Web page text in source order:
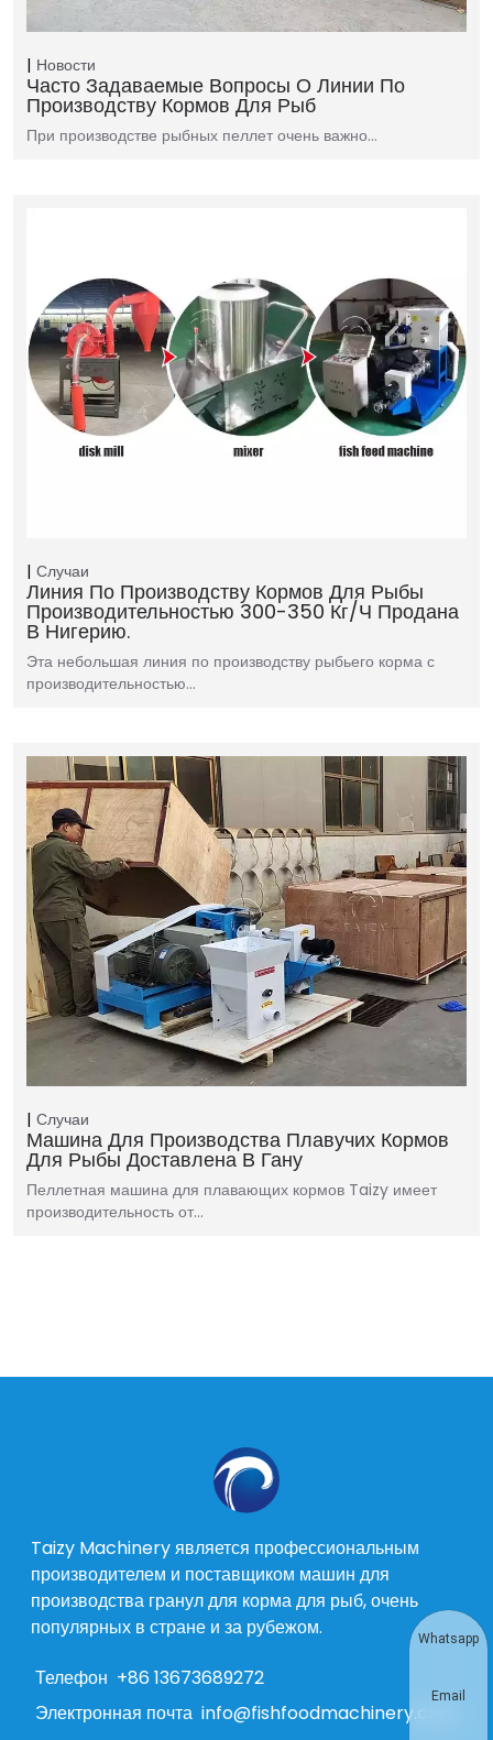
Новости
Часто Задаваемые Вопросы О Линии По
Производству Кормов Для Рыб
При производстве рыбных пеллет очень важно…
Случаи
Линия По Производству Кормов Для Рыбы
Производительностью 300-350 Кг/ч Продана
В Нигерию.
Эта небольшая линия по производству рыбьего корма с
производительностью…
Случаи
Машина Для Производства Плавучих Кормов
Для Рыбы Доставлена ​​в Гану
Пеллетная машина для плавающих кормов Taizy имеет
производительность от…
Taizy Machinery является профессиональным
производителем и поставщиком машин для
производства гранул для корма для рыб, очень
популярных в стране и за рубежом.
Телефон +86 13673689272
Электронная почта info@fishfoodmachinery.com
Whatsapp
Email